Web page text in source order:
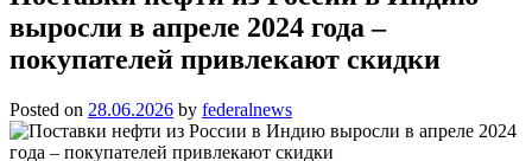
выросли в апреле 2024 года –
покупателей привлекают скидки
Posted on 28.06.2026 by federalnews